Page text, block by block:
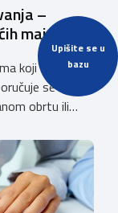
Upišite se u
bazu
–
majstora
koji odabiru
se da
obrtu ili
a